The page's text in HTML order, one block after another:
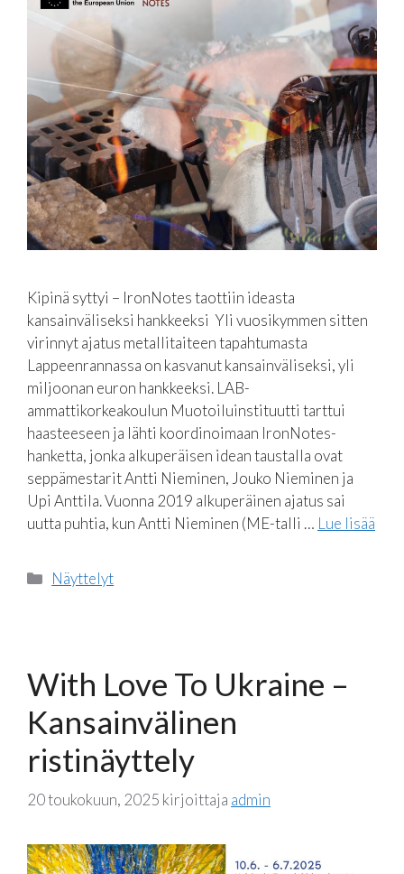
Kipinä syttyi – IronNotes taottiin ideasta
kansainväliseksi hankkeeksi Yli vuosikymmen sitten
virinnyt ajatus metallitaiteen tapahtumasta
Lappeenrannassa on kasvanut kansainväliseksi, yli
miljoonan euron hankkeeksi. LAB-
ammattikorkeakoulun Muotoiluinstituutti tarttui
haasteeseen ja lähti koordinoimaan IronNotes-
hanketta, jonka alkuperäisen idean taustalla ovat
seppämestarit Antti Nieminen, Jouko Nieminen ja
Upi Anttila. Vuonna 2019 alkuperäinen ajatus sai
uutta puhtia, kun Antti Nieminen (ME-talli … Lue lisää
Kategoriat
Näyttelyt
With Love To Ukraine –
Kansainvälinen
ristinäyttely
20 toukokuun, 2025 kirjoittaja admin